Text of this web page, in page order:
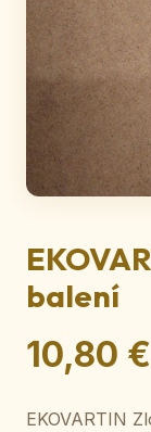
balení
10,80 €
EKOVARTIN